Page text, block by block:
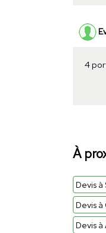
4
À
Devis
Devis
Devis